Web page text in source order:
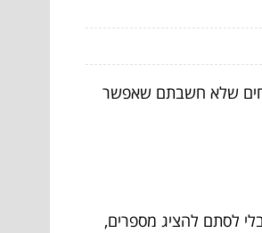
שלא חשבתם שאפשר
לסתם להציג מספרים,